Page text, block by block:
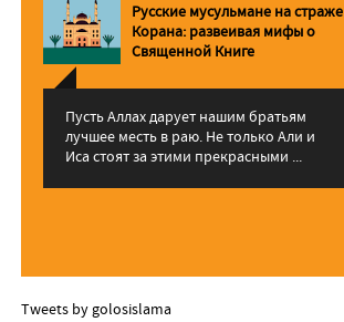
Русские мусульмане на страже
Корана: pазвеивая мифы о
Священной Книге
Пусть Аллах дарует нашим братьям
лучшее месть в раю. Не только Али и
Иса стоят за этими прекрасными ...
Tweets by golosislama